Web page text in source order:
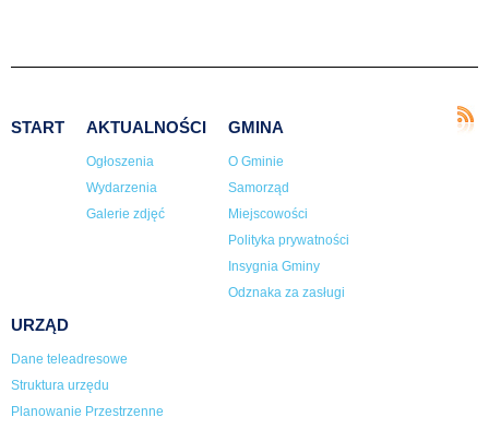
START AKTUALNOŚCI
Ogłoszenia
Wydarzenia
Galerie zdjęć
GMINA
O Gminie
Samorząd
Miejscowości
Polityka prywatności
Insygnia Gminy
Odznaka za zasługi
URZĄD
Dane teleadresowe
Struktura urzędu
Planowanie Przestrzenne